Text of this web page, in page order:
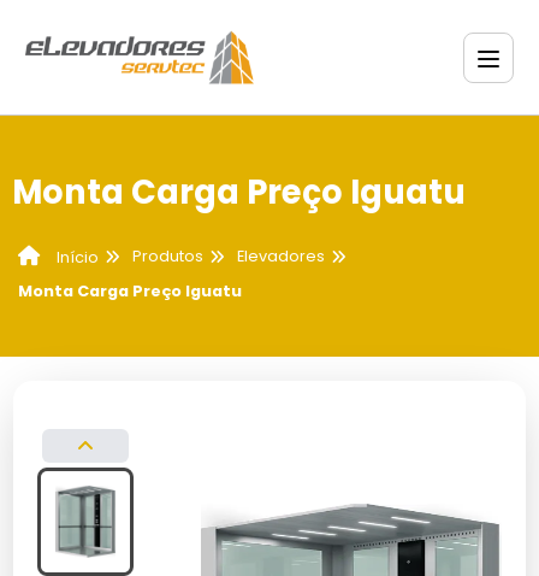
Monta Carga Preço Iguatu
Início Produtos
Elevadores
Monta Carga Preço Iguatu